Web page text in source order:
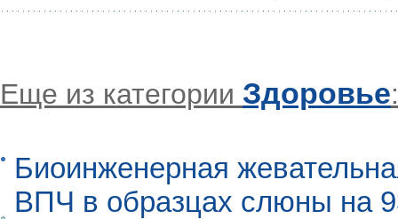
Еще из категории Здоровье:
Биоинженерная
ВПЧ в образцах слюны на